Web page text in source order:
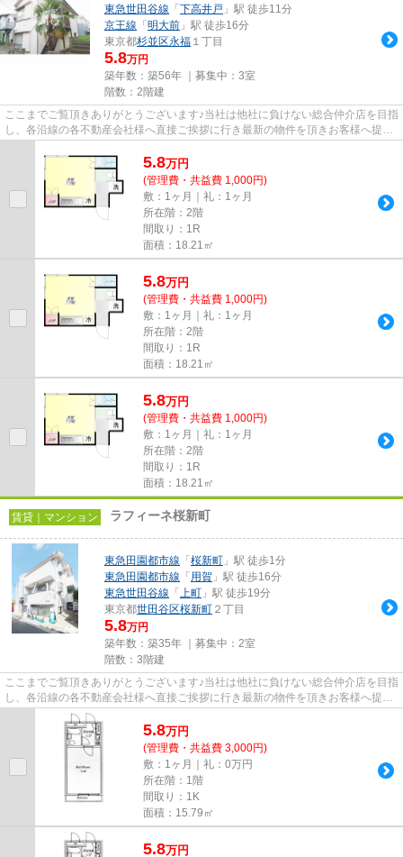
東急世田谷線 「 下高井戸 」駅 徒歩11分
京王線 「 明大前 」駅 徒歩16分
東京都杉並区永福 １丁目
5.8万円
築年数：築56年 ｜募集中： 3室
階数：2階建
ここまでご覧頂きありがとうございます♪当社は他社に負けない総合仲介店を目指
し、各沿線の各不動産会社様へ直接ご挨拶に行き最新の物件を頂きお客様へ提供
5.8万円
(管理費・共益費 1,000円)
敷：1ヶ月｜礼：1ヶ月
所在階：2階
間取り：1R
面積：18.21㎡
5.8万円
(管理費・共益費 1,000円)
敷：1ヶ月｜礼：1ヶ月
所在階：2階
間取り：1R
面積：18.21㎡
5.8万円
(管理費・共益費 1,000円)
敷：1ヶ月｜礼：1ヶ月
所在階：2階
間取り：1R
面積：18.21㎡
賃貸｜マンション ラフィーネ桜新町
東急田園都市線 「 桜新町 」駅 徒歩1分
東急田園都市線 「 用賀 」駅 徒歩16分
東急世田谷線 「 上町 」駅 徒歩19分
東京都世田谷区桜新町 ２丁目
5.8万円
築年数：築35年 ｜募集中： 2室
階数：3階建
ここまでご覧頂きありがとうございます♪当社は他社に負けない総合仲介店を目指
し、各沿線の各不動産会社様へ直接ご挨拶に行き最新の物件を頂きお客様へ提供
しております！最新の情報は...
5.8万円
(管理費・共益費 3,000円)
敷：1ヶ月｜礼：0万円
所在階：1階
間取り：1K
面積：15.79㎡
5.8万円